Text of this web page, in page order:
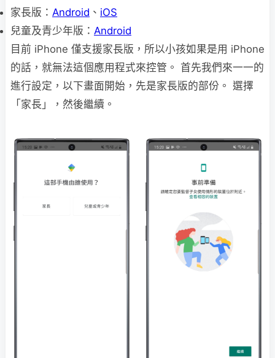
家長版： Android 、 iOS
兒童及青少年版： Android
目前 iPhone 僅支援家長版，所以小孩如果是用 iPhone
的話，就無法這個應用程式來控管。 首先我們來一一的
進行設定，以下畫面開始，先是家長版的部份。 選擇
「家長」，然後繼續。